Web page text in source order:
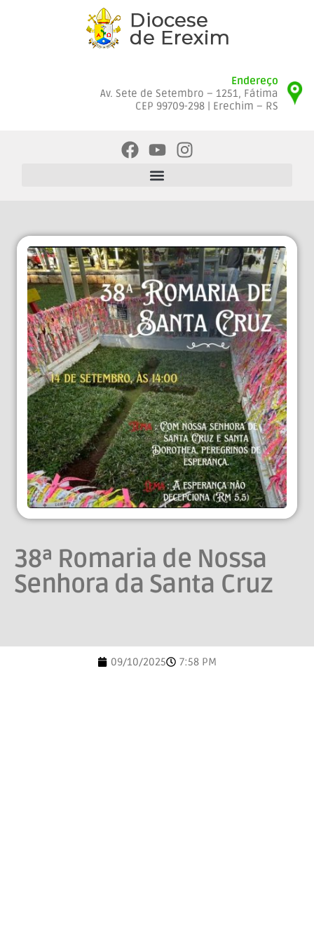
Endereço
Av. Sete de Setembro – 1251, Fátima
CEP 99709-298 | Erechim – RS
38ª Romaria de Nossa
Senhora da Santa Cruz
09/10/2025 7:58 PM